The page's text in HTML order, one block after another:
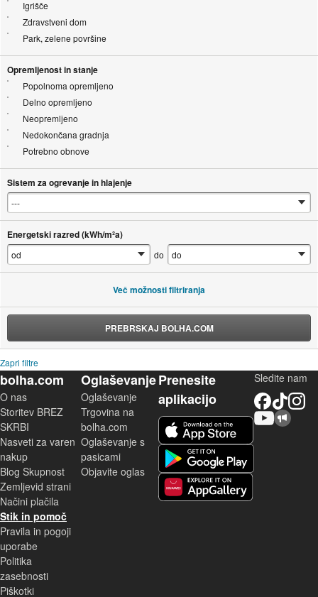
Igrišče
Zdravstveni dom
Park, zelene površine
Opremljenost in stanje
Popolnoma opremljeno
Delno opremljeno
Neopremljeno
Nedokončana gradnja
Potrebno obnove
Sistem za ogrevanje in hlajenje
Energetski razred (kWh/m²a)
do
Več možnosti filtriranja
PREBRSKAJ BOLHA.COM
Zapri filtre
bolha.com
O nas
Storitev BREZ
SKRBI
Nasveti za varen
nakup
Blog Skupnost
Zemljevid strani
Načini plačila
Stik in pomoč
Pravila in pogoji
uporabe
Politika
zasebnosti
Piškotki
Oglaševanje
Oglaševanje
Trgovina na
bolha.com
Oglaševanje s
pasicami
Objavite oglas
Prenesite
aplikacijo
Sledite nam